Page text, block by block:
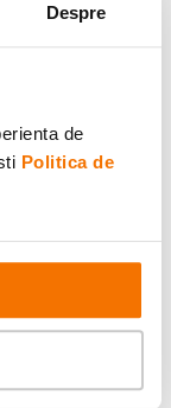
Despre
de
Politica de